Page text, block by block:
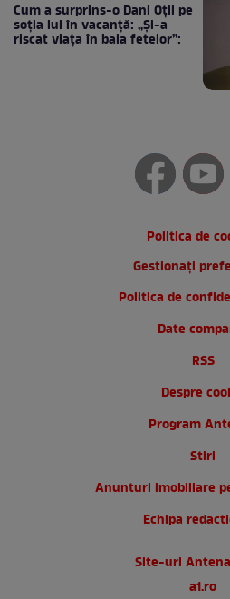
Cum a surprins-o Dani Oțil pe
soția lui în vacanță: „Și-a
riscat viața în baia fetelor”:
Politica de
Gestionați
Politica de
Date
RSS
Despre
Program
Stiri
Anunturi imobiliare
Echipa
Site-uri
a1.ro